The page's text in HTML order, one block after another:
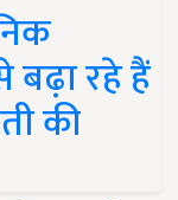
रहे हैं
की